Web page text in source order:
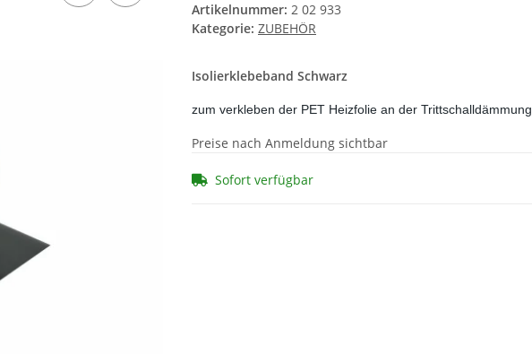
Artikelnummer: 2 02 933
Kategorie: ZUBEHÖR
Isolierklebeband Schwarz
zum verkleben der PET Heizfolie an der Trittschalldämmung
Preise nach Anmeldung sichtbar
Sofort verfügbar